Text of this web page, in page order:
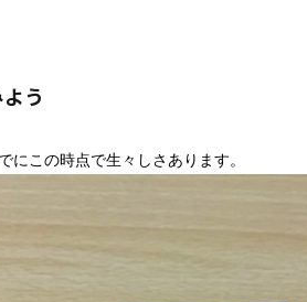
う
にこの時点で生々しさあります。